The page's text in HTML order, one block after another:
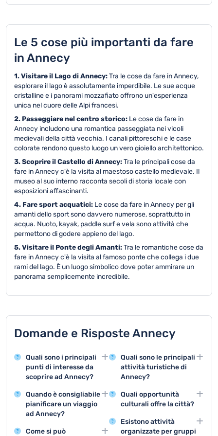
Le 5 cose più importanti da fare
in Annecy
1. Visitare il Lago di Annecy:Tra le cose da fare in Annecy,
esplorare il lago è assolutamente imperdibile. Le sue acque
cristalline e i panorami mozzafiato offrono un'esperienza
unica nel cuore delle Alpi francesi.
2. Passeggiare nel centro storico: Le cose da fare in
Annecy includono una romantica passeggiata nei vicoli
medievali della città vecchia. I canali pittoreschi e le case
colorate rendono questo luogo un vero gioiello architettonico.
3. Scoprire il Castello di Annecy:Tra le principali cose da
fare in Annecy c'è la visita al maestoso castello medievale. Il
museo al suo interno racconta secoli di storia locale con
esposizioni affascinanti.
4. Fare sport acquatici: Le cose da fare in Annecy per gli
amanti dello sport sono davvero numerose, soprattutto in
acqua. Nuoto, kayak, paddle surf e vela sono attività che
permettono di godere appieno del lago.
5. Visitare il Ponte degli Amanti:Tra le romantiche cose da
fare in Annecy c'è la visita al famoso ponte che collega i due
rami del lago. È un luogo simbolico dove poter ammirare un
panorama semplicemente incredibile.
Domande e Risposte Annecy
Quali sono i principali
punti di interesse da
scoprire ad Annecy?
Annecy offre attrazioni
straordinarie come il
Castello, il Ponte dei
Ponti, la Città Vecchia e
il bellissimo Lago di
Quando è consigliabile
pianificare un viaggio
ad Annecy?
La stagione migliore per
Come si può
Quali sono le principali
attività turistiche di
Annecy?
Le tre principali attività
turistiche sono
al lago, la visita del
centro storico e le
Quali opportunità
culturali offre la città?
Annecy propone
interessanti musei come
Esistono attività
organizzate per gruppi